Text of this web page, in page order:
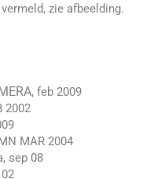
zie afbeelding.
, feb 2009
2002
MAR 2004
sep 08